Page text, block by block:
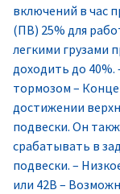
включений в час
(ПВ) 25% для
легкими грузами
доходить до
тормозом –
достижении
подвески. Он
срабатывать в
подвески. –
или 42В –